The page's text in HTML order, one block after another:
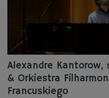
Alexandre Kantorow,
& Orkiestra
Francuskiego